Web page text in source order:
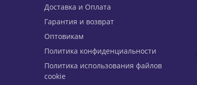
Доставка и Оплата
Гарантия и возврат
Оптовикам
Политика конфиденциальности
Политика использования файлов
cookie